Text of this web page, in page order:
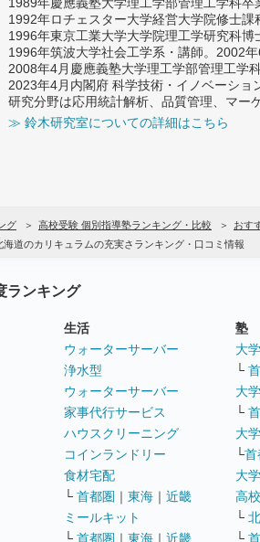
1992年ロチェスター大学経営大学院修士課
1996年東京工業大学大学院理工学研究科博
1996年筑波大学社会工学系・講師。2002年
2008年4月慶應義塾大学理工学部管理工学
2023年4月内閣府 科学技術・イノベーショ
研究分野は応用統計解析、品質管理、マー
≫ 鈴木研究室についての詳細はこちら
グ 高校受験 個別指導塾ランキング・比較 おす
道のカリキュラムの充実さランキング・口コミ情報
ランキング
生活
ウォーターサーバー
浄水型
ウォーターサーバー
家事代行サービス
ハウスクリーニング
コインランドリー
食材宅配
└ 首都圏 ｜ 東海 ｜ 近畿
ミールキット
└ 首都圏 ｜ 東海 ｜ 近畿
塾
大
└
大
└
大
└首
大
高
└
└